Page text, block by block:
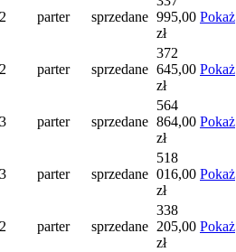
2 parter sprzedane 995,00
zł
Pokaż
2 parter sprzedane
372
645,00
zł
Pokaż
3 parter sprzedane
564
864,00
zł
Pokaż
3 parter sprzedane
518
016,00
zł
Pokaż
2 parter sprzedane
338
205,00
zł
Pokaż